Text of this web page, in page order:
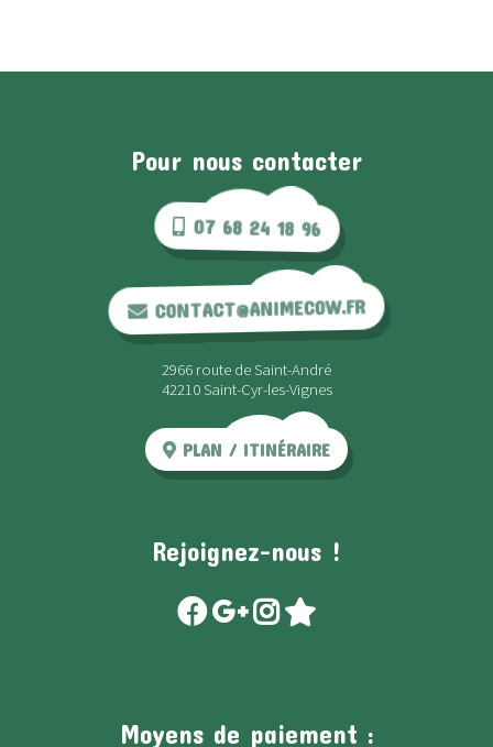
Pour nous contacter
07 68 24 18 96
CONTACT@ANIMECOW.FR
2966 route de Saint-André
42210 Saint-Cyr-les-Vignes
PLAN / ITINÉRAIRE
Rejoignez-nous !
Moyens de paiement :